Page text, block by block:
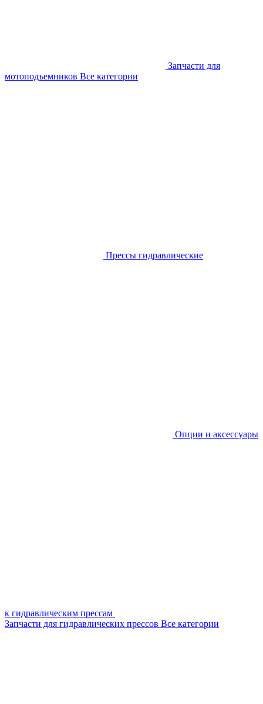
Запчасти для
мотоподъемников Все категории
Прессы гидравлические
Опции и аксессуары
к гидравлическим прессам
Запчасти для гидравлических прессов Все категории